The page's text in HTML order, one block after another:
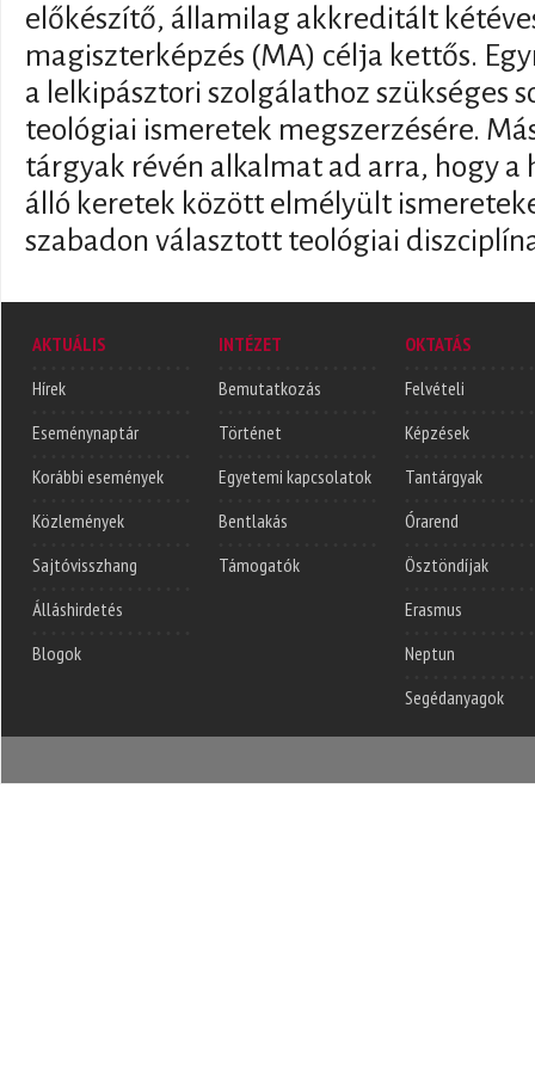
előkészítő, államilag akkreditált
magiszterképzés (MA) célja kettős.
a lelkipásztori szolgálathoz szükséges
teológiai ismeretek megszerzésére.
tárgyak révén alkalmat ad arra, hogy a
álló keretek között elmélyült
szabadon választott teológiai
AKTUÁLIS
Hírek
Eseménynaptár
Korábbi események
Közlemények
Sajtóvisszhang
Álláshirdetés
Blogok
INTÉZET
Bemutatkozás
Történet
Egyetemi kapcsolatok
Bentlakás
Támogatók
OKTATÁS
Felvételi
Képzések
Tantárgyak
Órarend
Ösztöndíjak
Erasmus
Neptun
Segédanyagok